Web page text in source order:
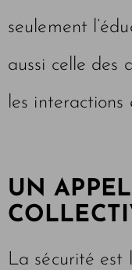
seulement
aussi celle des
les interactions
UN
La sécurité est